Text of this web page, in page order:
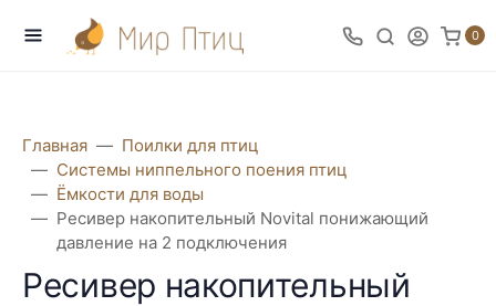
0
Главная
Поилки для птиц
Системы ниппельного поения птиц
Ёмкости для воды
Ресивер накопительный Novital понижающий
давление на 2 подключения
Ресивер накопительный